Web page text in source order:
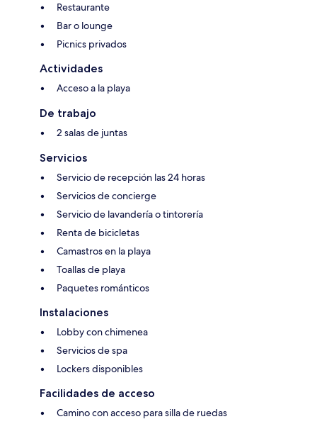
Restaurante
Bar o lounge
Picnics privados
Actividades
Acceso a la playa
De trabajo
2 salas de juntas
Servicios
Servicio de recepción las 24 horas
Servicios de concierge
Servicio de lavandería o tintorería
Renta de bicicletas
Camastros en la playa
Toallas de playa
Paquetes románticos
Instalaciones
Lobby con chimenea
Servicios de spa
Lockers disponibles
Facilidades de acceso
Camino con acceso para silla de ruedas